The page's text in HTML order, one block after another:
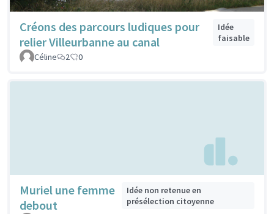
Créons des parcours ludiques pour
relier Villeurbanne au canal
Idée
faisable
Céline
2 0
Muriel une femme
debout
Idée non retenue en
présélection citoyenne